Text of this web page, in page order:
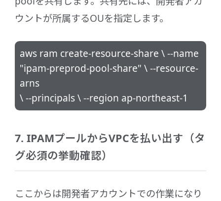
ウントが所属するOUを指定します。
aws ram create-resource-share \ --name
"ipam-preprod-pool-share" \ --resource-
arns
\ --principals\ --region ap-northeast-1
7. IPAMプールからVPCを払い出す（タ
グ必須の挙動確認）
ここからは開発者アカウントでの作業になり